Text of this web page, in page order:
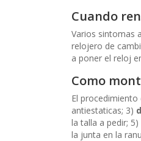
Cuando
Varios sintomas
relojero de
a poner el reloj
Como
El
antiestaticas; 3)
la talla a pedir; 5)
la junta en la